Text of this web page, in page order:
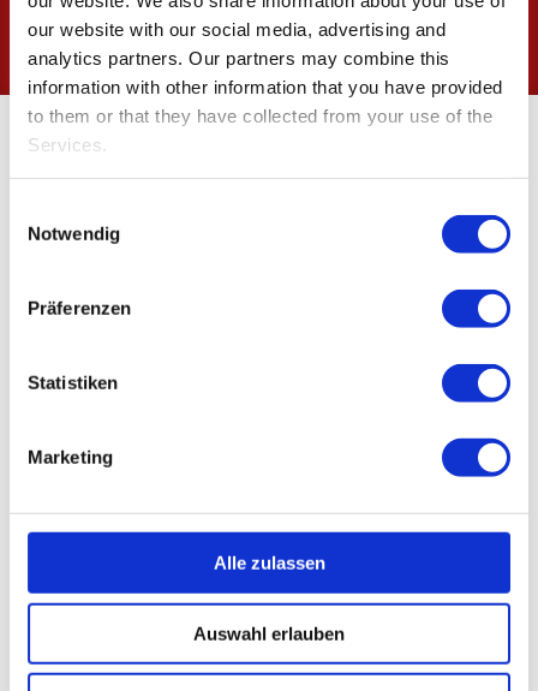
our website with our social media, advertising and
analytics partners. Our partners may combine this
information with other information that you have provided
to them or that they have collected from your use of the
Services.
Notwendig
Präferenzen
Statistiken
Marketing
Alle zulassen
Auswahl erlauben
Hoge kwaliteit
De producten worden geproduceerd volgens de
strengste kwaliteitseisen en kenmerken zich door
wax producten worden geproduceerd in onze fabriek